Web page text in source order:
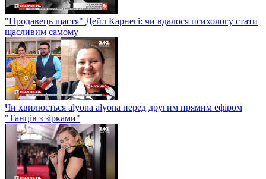
"Продавець щастя" Дейл Карнегі: чи вдалося психологу стати
щасливим самому
Чи хвилюється alyona alyona перед другим прямим ефіром
"Танців з зірками"